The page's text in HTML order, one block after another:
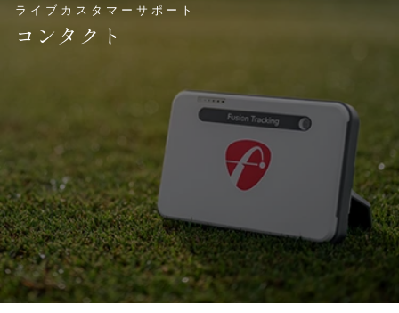
ライブカスタマーサポート
コンタクト